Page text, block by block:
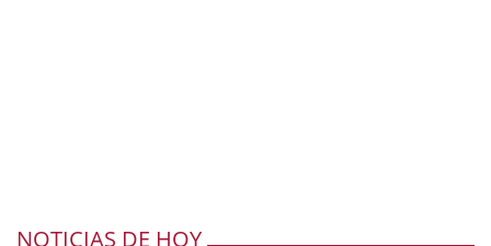
NOTICIAS DE HOY